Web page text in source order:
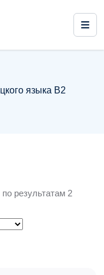
языка B2
результатам 2